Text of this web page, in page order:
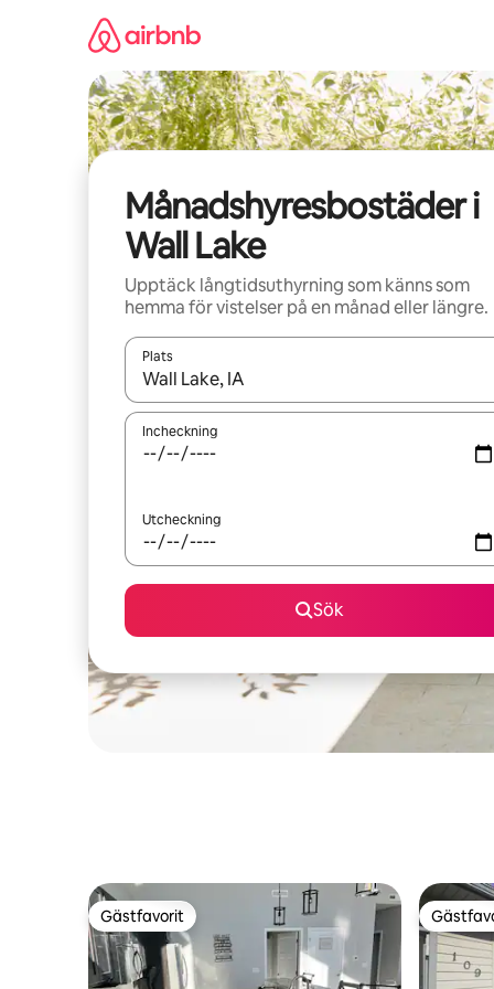
Månadshyresbostäder i
Wall Lake
Upptäck långtidsuthyrning som känns som
hemma för vistelser på en månad eller längre.
Plats
När resultaten är tillgängliga kan du navigera
Incheckning
Utcheckning
Sök
Gästfavorit
Gästfavorit